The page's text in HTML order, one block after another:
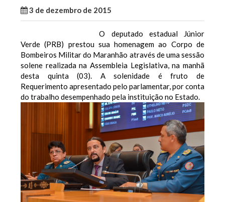
3 de dezembro de 2015
O deputado estadual Júnior
Verde (PRB) prestou sua homenagem ao Corpo de
Bombeiros Militar do Maranhão através de uma sessão
solene realizada na Assembleia Legislativa, na manhã
desta quinta (03). A solenidade é fruto de
Requerimento apresentado pelo parlamentar, por conta
do trabalho desempenhado pela instituição no Estado.